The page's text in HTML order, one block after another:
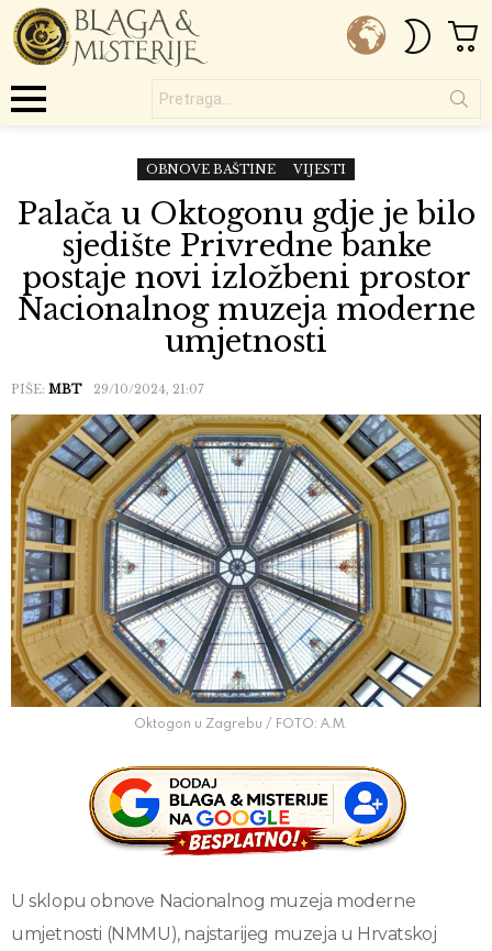
SKIN
OBNOVE BAŠTINE VIJESTI
Palača u Oktogonu gdje je bilo
sjedište Privredne banke
postaje novi izložbeni prostor
Nacionalnog muzeja moderne
umjetnosti
PIŠE: MBT 29/10/2024, 21:07
Oktogon u Zagrebu / FOTO: A.M.
U sklopu obnove Nacionalnog muzeja moderne
umjetnosti (NMMU), najstarijeg muzeja u Hrvatskoj